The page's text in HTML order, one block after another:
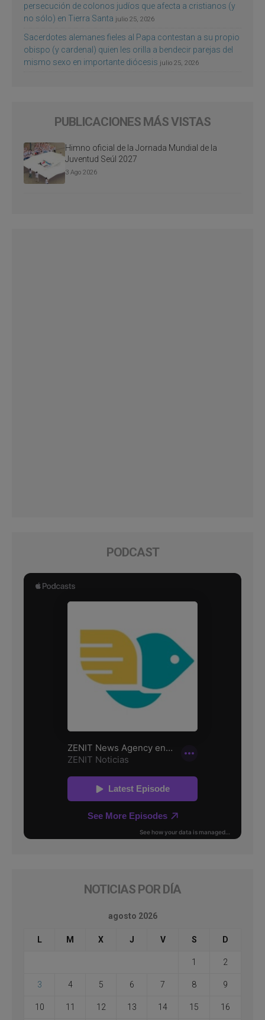
persecución de colonos judíos que afecta a cristianos (y
no sólo) en Tierra Santa julio 25, 2026
Sacerdotes alemanes fieles al Papa contestan a su propio
obispo (y cardenal) quien les orilla a bendecir parejas del
mismo sexo en importante diócesis julio 25, 2026
PUBLICACIONES MÁS VISTAS
Himno oficial de la Jornada Mundial de la
Juventud Seúl 2027
3 Ago 2026
PODCAST
NOTICIAS POR DÍA
agosto 2026
L M X J V S D
1 2
3 4 5 6 7 8 9
10 11 12 13 14 15 16